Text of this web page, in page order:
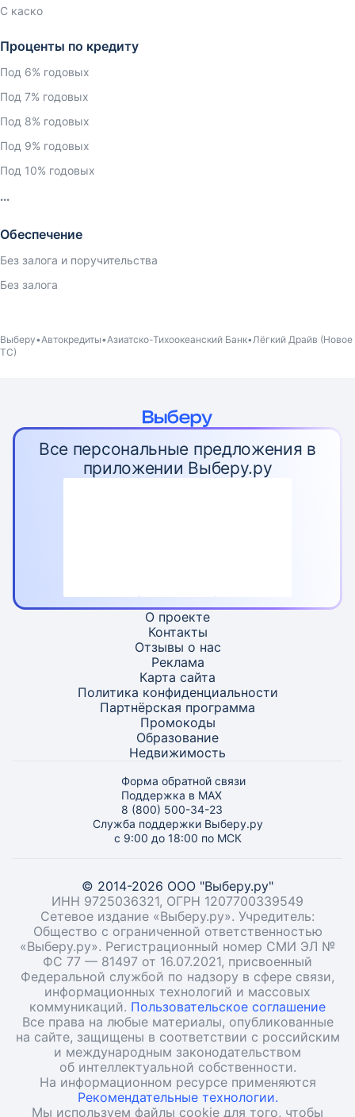
С каско
Проценты по кредиту
Под 6% годовых
Под 7% годовых
Под 8% годовых
Под 9% годовых
Под 10% годовых
Обеспечение
Без залога и поручительства
Без залога
Выберу Автокредиты Азиатско-Тихоокеанский Банк Лёгкий Драйв (Новое
ТС)
Все персональные предложения в
приложении Выберу.ру
О проекте
Контакты
Отзывы о нас
Реклама
Карта сайта
Политика конфиденциальности
Партнёрская программа
Промокоды
Образование
Недвижимость
Форма обратной связи
Поддержка в MAX
8 (800) 500-34-23
Служба поддержки Выберу.ру
с 9:00 до 18:00 по МСК
© 2014-2026 ООО "Выберу.ру"
ИНН 9725036321, ОГРН 1207700339549
Сетевое издание «Выберу.ру». Учредитель:
Общество с ограниченной ответственностью
«Выберу.ру». Регистрационный номер СМИ ЭЛ №
ФС 77 — 81497 от 16.07.2021, присвоенный
Федеральной службой по надзору в сфере связи,
информационных технологий и массовых
коммуникаций. Пользовательское соглашение
Все права на любые материалы, опубликованные
на сайте, защищены в соответствии с российским
и международным законодательством
об интеллектуальной собственности.
На информационном ресурсе применяются
Рекомендательные технологии.
Мы используем файлы cookie для того, чтобы